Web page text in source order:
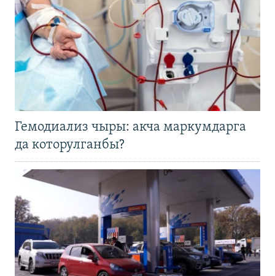
Гемодиализ чыры: акча маркумдарга
да которулганбы?